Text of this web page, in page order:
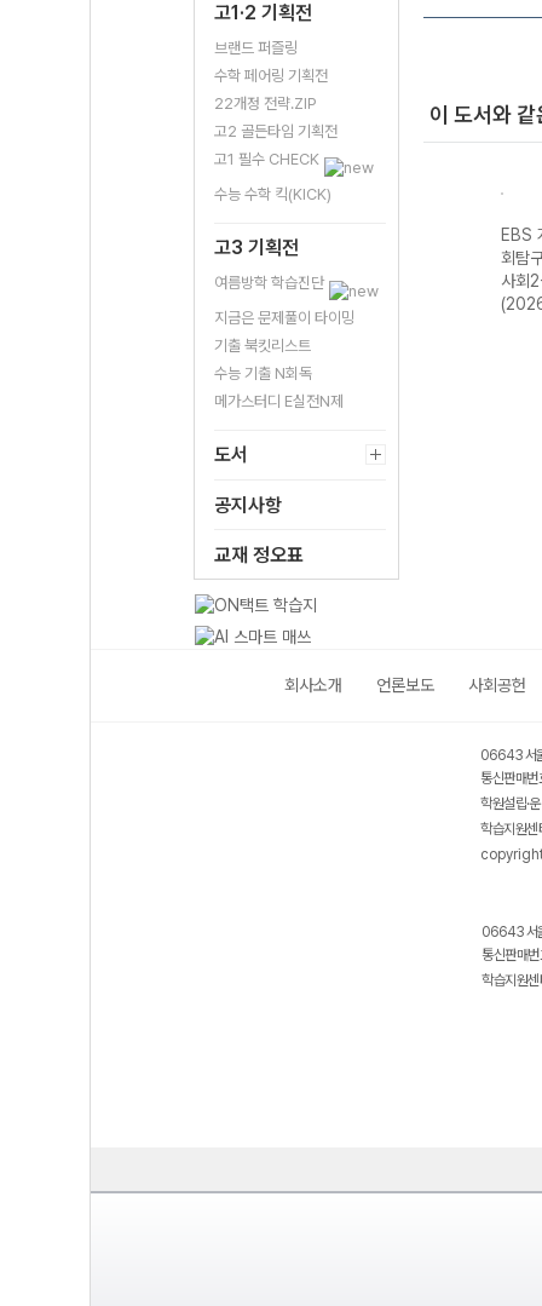
고1·2 기획전
브랜드 퍼즐링
수학 페어링 기획전
22개정 전략.ZIP
고2 골든타임 기획전
고1 필수 CHECK
수능 수학 킥(KICK)
고3 기획전
여름방학 학습진단
지금은 문제풀이 타이밍
기출 북킷리스트
수능 기출 N회독
메가스터디 E실전N제
도서
공지사항
교재 정오표
이 도서와
EBS 개념완성 과
학탐구영역 지구
과학-22개정
EBS
회탐
사회
회사소개 언론보도 사회공헌
06643 서
통신판매
학원설립·
학습지원
06643 서
통신판매
학습지원